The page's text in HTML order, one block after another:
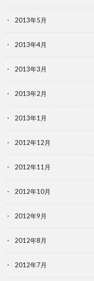
2013年5月
2013年4月
2013年3月
2013年2月
2013年1月
2012年12月
2012年11月
2012年10月
2012年9月
2012年8月
2012年7月